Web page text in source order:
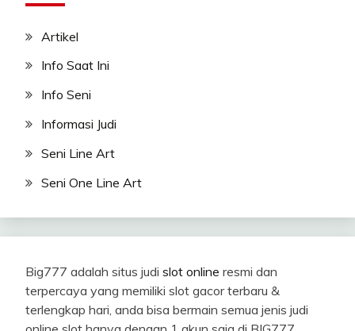
Artikel
Info Saat Ini
Info Seni
Informasi Judi
Seni Line Art
Seni One Line Art
Big777 adalah situs judi slot online resmi dan
terpercaya yang memiliki slot gacor terbaru &
terlengkap hari, anda bisa bermain semua jenis judi